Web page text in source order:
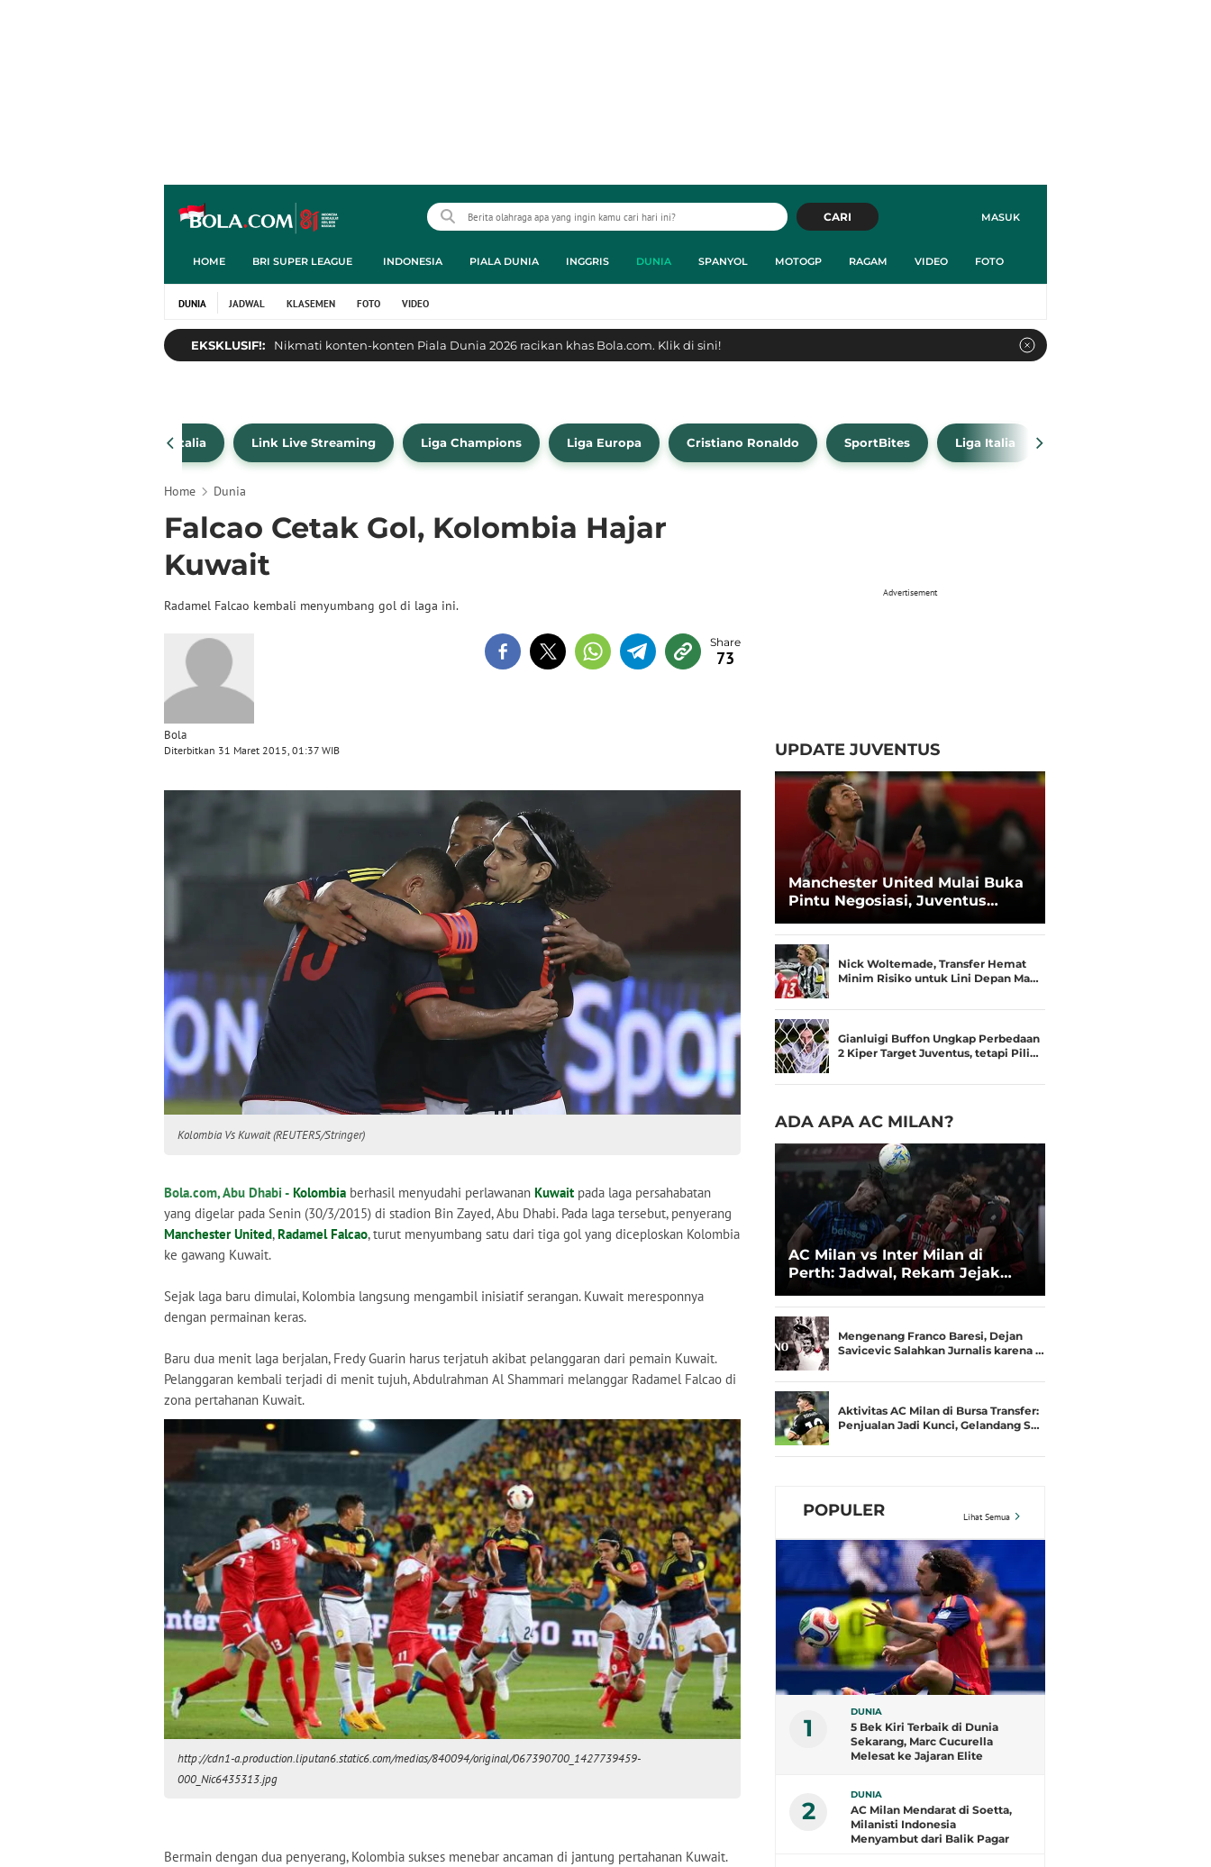
MASUK
CARI
HOME BRI SUPER LEAGUE INDONESIA PIALA DUNIA INGGRIS DUNIA SPANYOL MOTOGP RAGAM VIDEO FOTO
DUNIA JADWAL KLASEMEN FOTO VIDEO
EKSKLUSIF!: Nikmati konten-konten Piala Dunia 2026 racikan khas Bola.com. Klik di sini!
Liga Italia Link Live Streaming Liga Champions Liga Europa Cristiano Ronaldo SportBites Liga Italia
Home Dunia
Falcao Cetak Gol, Kolombia Hajar
Kuwait
Radamel Falcao kembali menyumbang gol di laga ini.
Bola
Diterbitkan 31 Maret 2015, 01:37 WIB
73
Kolombia Vs Kuwait (REUTERS/Stringer)
Bola.com, Abu Dhabi - Kolombia berhasil menyudahi perlawanan Kuwait pada laga persahabatan
yang digelar pada Senin (30/3/2015) di stadion Bin Zayed, Abu Dhabi. Pada laga tersebut, penyerang
Manchester United,Radamel Falcao, turut menyumbang satu dari tiga gol yang diceploskan Kolombia
ke gawang Kuwait.
Sejak laga baru dimulai, Kolombia langsung mengambil inisiatif serangan. Kuwait meresponnya
dengan permainan keras.
Baru dua menit laga berjalan, Fredy Guarin harus terjatuh akibat pelanggaran dari pemain Kuwait.
Pelanggaran kembali terjadi di menit tujuh, Abdulrahman Al Shammari melanggar Radamel Falcao di
zona pertahanan Kuwait.
http://cdn1-a.production.liputan6.static6.com/medias/840094/original/067390700_1427739459-
000_Nic6435313.jpg
Bermain dengan dua penyerang, Kolombia sukses menebar ancaman di jantung pertahanan Kuwait.
Advertisement
UPDATE JUVENTUS
Manchester United Mulai Buka
Pintu Negosiasi, Juventus
Zirkzee
Nick Woltemade, Transfer Hemat
Minim Risiko untuk Lini Depan Ma…
Gianluigi Buffon Ungkap Perbedaan
2 Kiper Target Juventus, tetapi Pili…
ADA APA AC MILAN?
AC Milan vs Inter Milan di
Perth: Jadwal, Rekam Jejak
Mengenang Franco Baresi, Dejan
Savicevic Salahkan Jurnalis karena …
Aktivitas AC Milan di Bursa Transfer:
Penjualan Jadi Kunci, Gelandang S…
POPULER Lihat Semua
1
DUNIA
5 Bek Kiri Terbaik di Dunia
Sekarang, Marc Cucurella
Melesat ke Jajaran Elite
2
DUNIA
AC Milan Mendarat di Soetta,
Milanisti Indonesia
Menyambut dari Balik Pagar